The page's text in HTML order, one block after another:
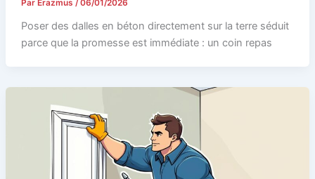
Par Erazmus /06/01/2026
Poser des dalles en béton directement sur la terre séduit
parce que la promesse est immédiate : un coin repas